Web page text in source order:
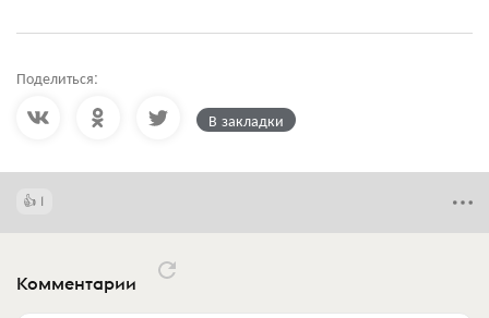
Поделиться:
В закладки
1
Комментарии